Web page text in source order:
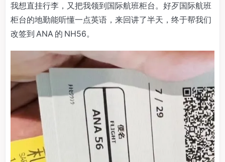
我想直挂行李，又把我领到国际航班柜台。好歹国际航班
柜台的地勤能听懂一点英语，来回讲了半天，终于帮我们
改签到 ANA 的 NH56。